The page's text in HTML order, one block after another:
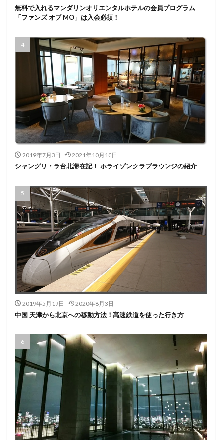
無料で入れるマンダリンオリエンタルホテルの会員プログラム
「ファンズ オブ MO」は入会必須！
2019年7月3日 2021年10月10日
シャングリ・ラ台北滞在記！ ホライゾンクラブラウンジの紹介
2019年5月19日 2020年8月3日
中国 天津から北京への移動方法！高速鉄道を使った行き方